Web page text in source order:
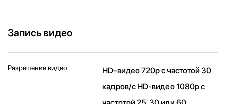
Запись видео
Разрешение видео
HD-видео 720p с частотой 30
кадров/ с HD-видео 1080p с